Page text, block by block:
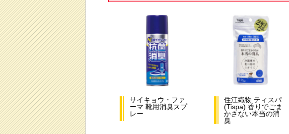
サイキョウ・ファ
ーマ 靴用消臭スプ
レー
住江織物 ティスパ
(Tispa) 香りでごま
かさない本当の消
臭